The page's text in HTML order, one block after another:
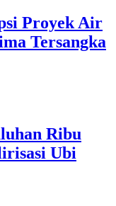
Proyek Air
Tersangka
Ribu
Ubi